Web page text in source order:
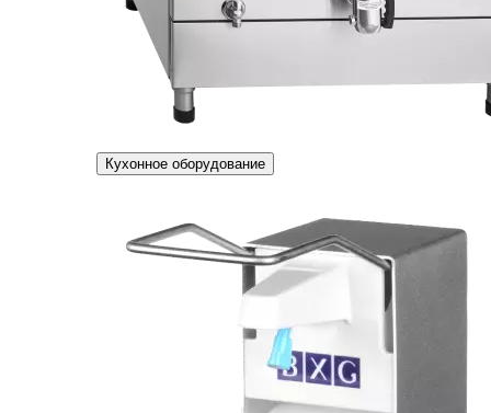
Кухонное оборудование